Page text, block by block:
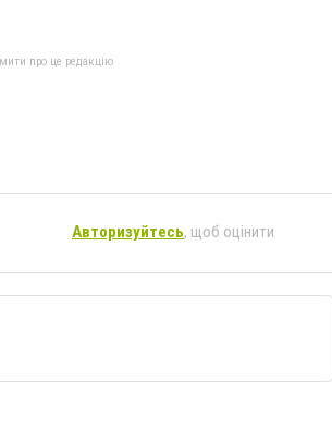
про це редакцію
Авторизуйтесь, щоб оцінити